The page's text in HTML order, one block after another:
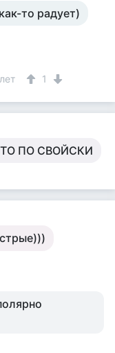
то радует)
1
ПО СВОЙСКИ